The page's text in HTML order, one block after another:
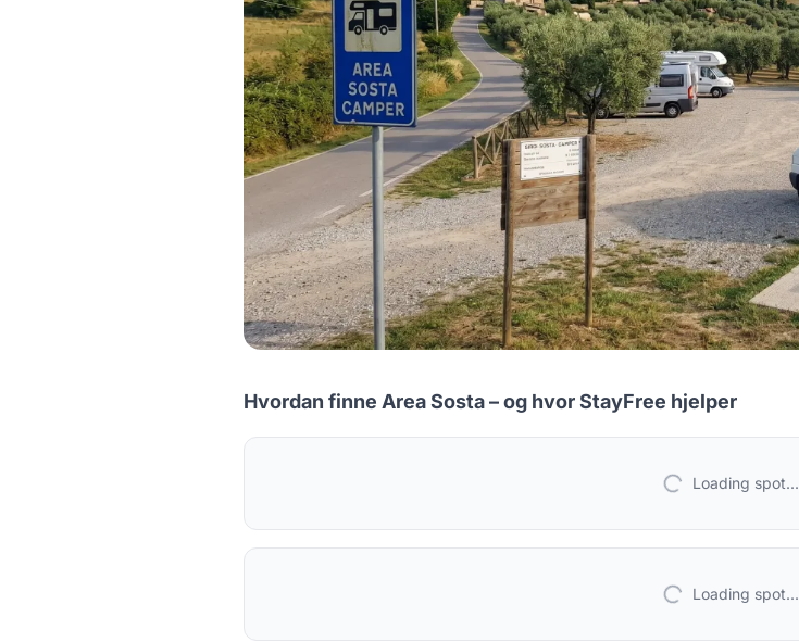
Hvordan finne Area Sosta – og hvor StayFree hjelper
Loading spot...
Loading spot...